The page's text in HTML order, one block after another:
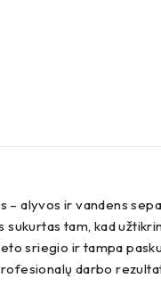
– alyvos ir vandens
sukurtas tam, kad
sriegio ir tampa
darbo